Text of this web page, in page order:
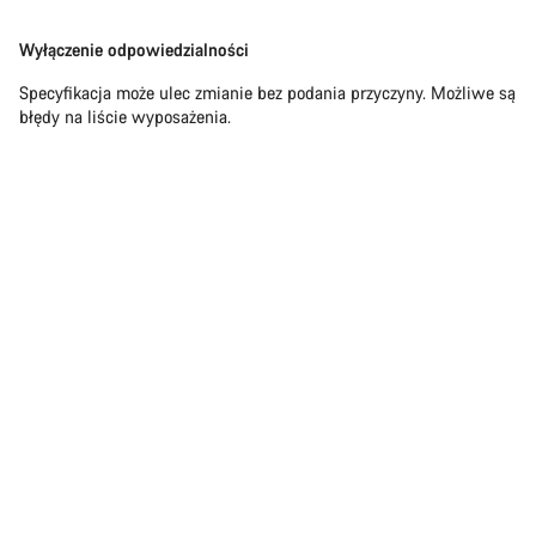
Wyłączenie odpowiedzialności
Specyfikacja może ulec zmianie bez podania przyczyny. Możliwe są
błędy na liście wyposażenia.